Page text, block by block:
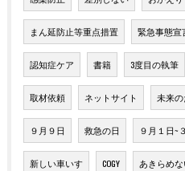
まん延防止等重点措置 緊急事態宣
認知症ケア 書籍 3度目の執筆
取材依頼 ネットサイト 未来
９月９日 救急の日 ９月１日~
新しい車いす COGY あきらめ